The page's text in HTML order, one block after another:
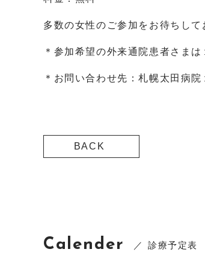
多数の女性のご参加をお待ちして
＊参加希望の外来通院患者さま
＊お問い合わせ先：札幌太田病
BACK
Calender 診療予定表